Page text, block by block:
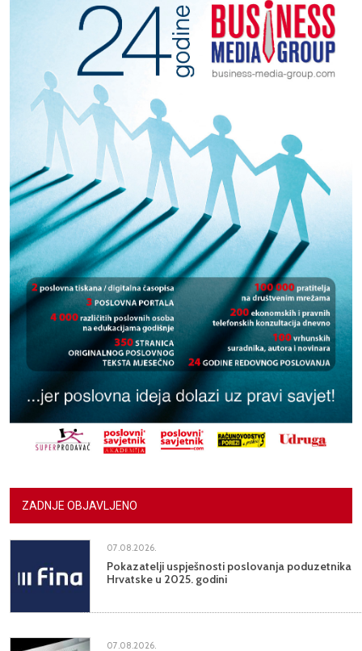
ZADNJE OBJAVLJENO
07.08.2026.
Pokazatelji uspješnosti poslovanja poduzetnika
Hrvatske u 2025. godini
07.08.2026.